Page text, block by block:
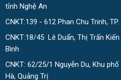
tỉnh Nghệ An
CNKT:139 - 612 Phan Chu Trinh,
CNKT:18/45 Lê Duẩn, Thị Trấn
Bình
CNKT: 62/25/1 Nguyễn Du, Khu
Hà, Quảng Trị